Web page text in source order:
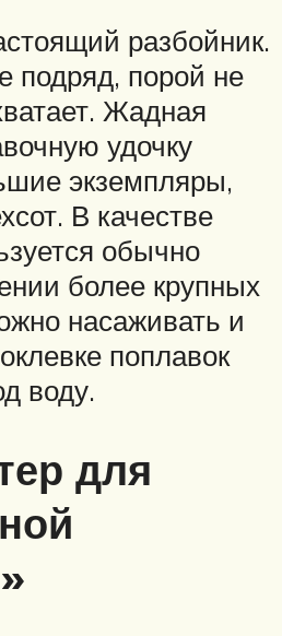
разбойник.
подряд, порой не
Жадная
удочку
экземпляры,
В качестве
обычно
более крупных
насаживать и
поплавок
воду.
для